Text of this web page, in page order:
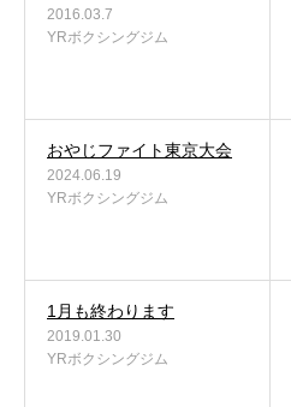
2016.03.7
YRボクシングジム
おやじファイト東京大会
2024.06.19
YRボクシングジム
1月も終わります
2019.01.30
YRボクシングジム